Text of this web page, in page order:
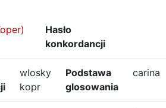
Hasło
konkordancji
wlosky
kopr
Podstawa
glosowania
carina